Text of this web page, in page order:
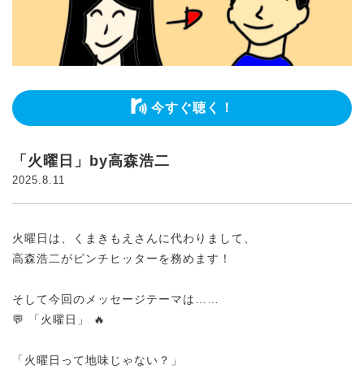
今すぐ聴く！
「火曜日」by高森浩二
2025.8.11
火曜日は、くまきもえさんに代わりまして、
高森浩二がピンチヒッターを務めます！
そして今回のメッセージテーマは……
💬 「火曜日」 🔥
「火曜日って地味じゃない？」